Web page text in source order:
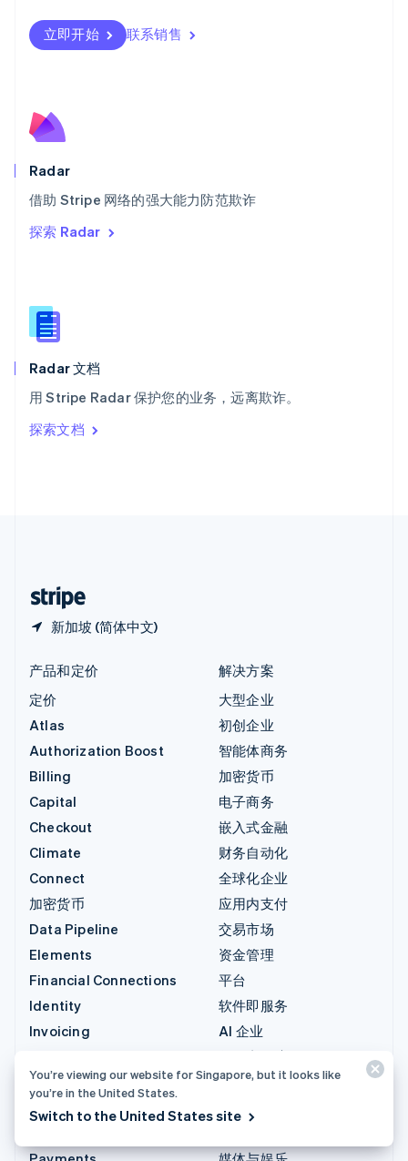
立即开始 联系销售
Radar
借助 Stripe 网络的强大能力防范欺诈
探索 Radar
Radar 文档
用 Stripe Radar 保护您的业务，远离欺诈。
探索文档
新加坡 (简体中文)
Deutsch FrançaisItaliano English
塞浦路斯
斯洛文尼亚
English
ไทย
希腊
English
西班牙
新西兰
English
匈牙利
English
ItalianoEnglish
印度
English
产品和定价
定价
Atlas
Authorization Boost
Billing
Capital
Checkout
Climate
Connect
加密货币
Data Pipeline
Elements
Financial Connections
Identity
Invoicing
Link
Managed Payments
解决方案
大型企业
初创企业
智能体商务
加密货币
电子商务
嵌入式金融
财务自动化
全球化企业
应用内支付
交易市场
资金管理
平台
软件即服务
AI 企业
创作者经济
游戏
酒店、旅游与休闲
You’re viewing our website for Singapore, but it looks like
you’re in the United States.
Switch to the United States site